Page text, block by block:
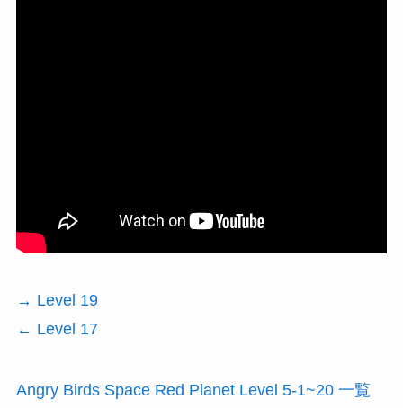
→ Level 19
← Level 17
Angry Birds Space Red Planet Level 5-1~20 一覧